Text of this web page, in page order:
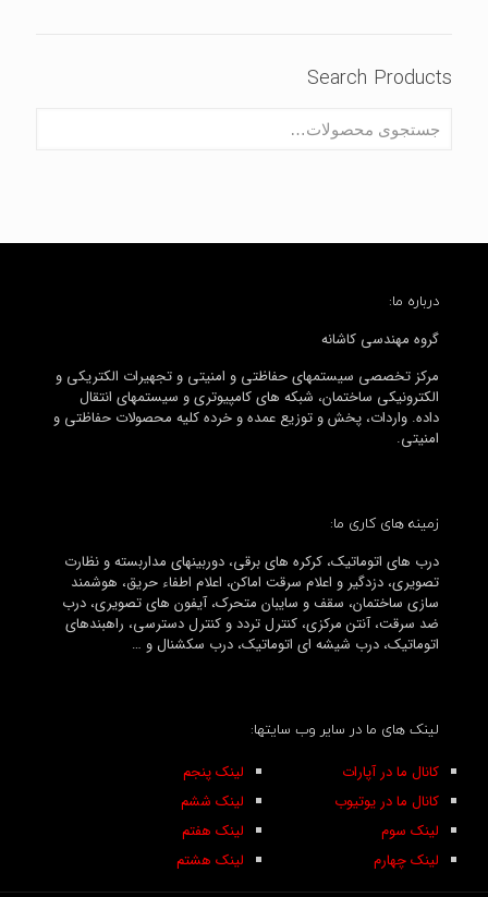
Search Products
درباره ما:
گروه مهندسی کاشانه
مرکز تخصصی سیستمهای حفاظتی و امنیتی و تجهیرات الکتریکی و
الکترونیکی ساختمان، شبکه های کامپیوتری و سیستمهای انتقال
داده. واردات، پخش و توزیع عمده و خرده کلیه محصولات حفاظتی و
امنیتی.
زمینه های کاری ما:
درب های اتوماتیک، کرکره های برقی، دوربینهای مداربسته و نظارت
تصویری، دزدگیر و اعلام سرقت اماکن، اعلام اطفاء حریق، هوشمند
سازی ساختمان، سقف و سایبان متحرک، آیفون های تصویری، درب
ضد سرقت، آنتن مرکزی، کنترل تردد و کنترل دسترسی، راهبندهای
اتوماتیک، درب شیشه ای اتوماتیک، درب سکشنال و …
لینک های ما در سایر وب سایتها:
لینک پنجم
لینک ششم
لینک هفتم
لینک هشتم
کانال ما در آپارات
کانال ما در یوتیوب
لینک سوم
لینک چهارم